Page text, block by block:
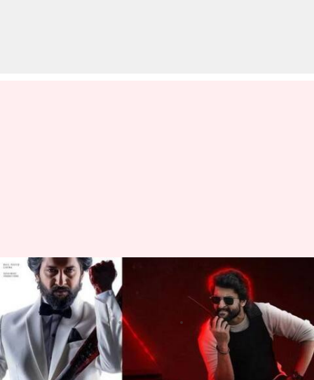
NANI : హిట్ 3కు A సర్టిఫికెట్.. రన్
టైమ్ ఎంతంటే?
వ్రాసిన వారు Jayachandra Akuri Apr 13, 2025 09:53 am
ఈ వార్తాకథనం ఏంటి